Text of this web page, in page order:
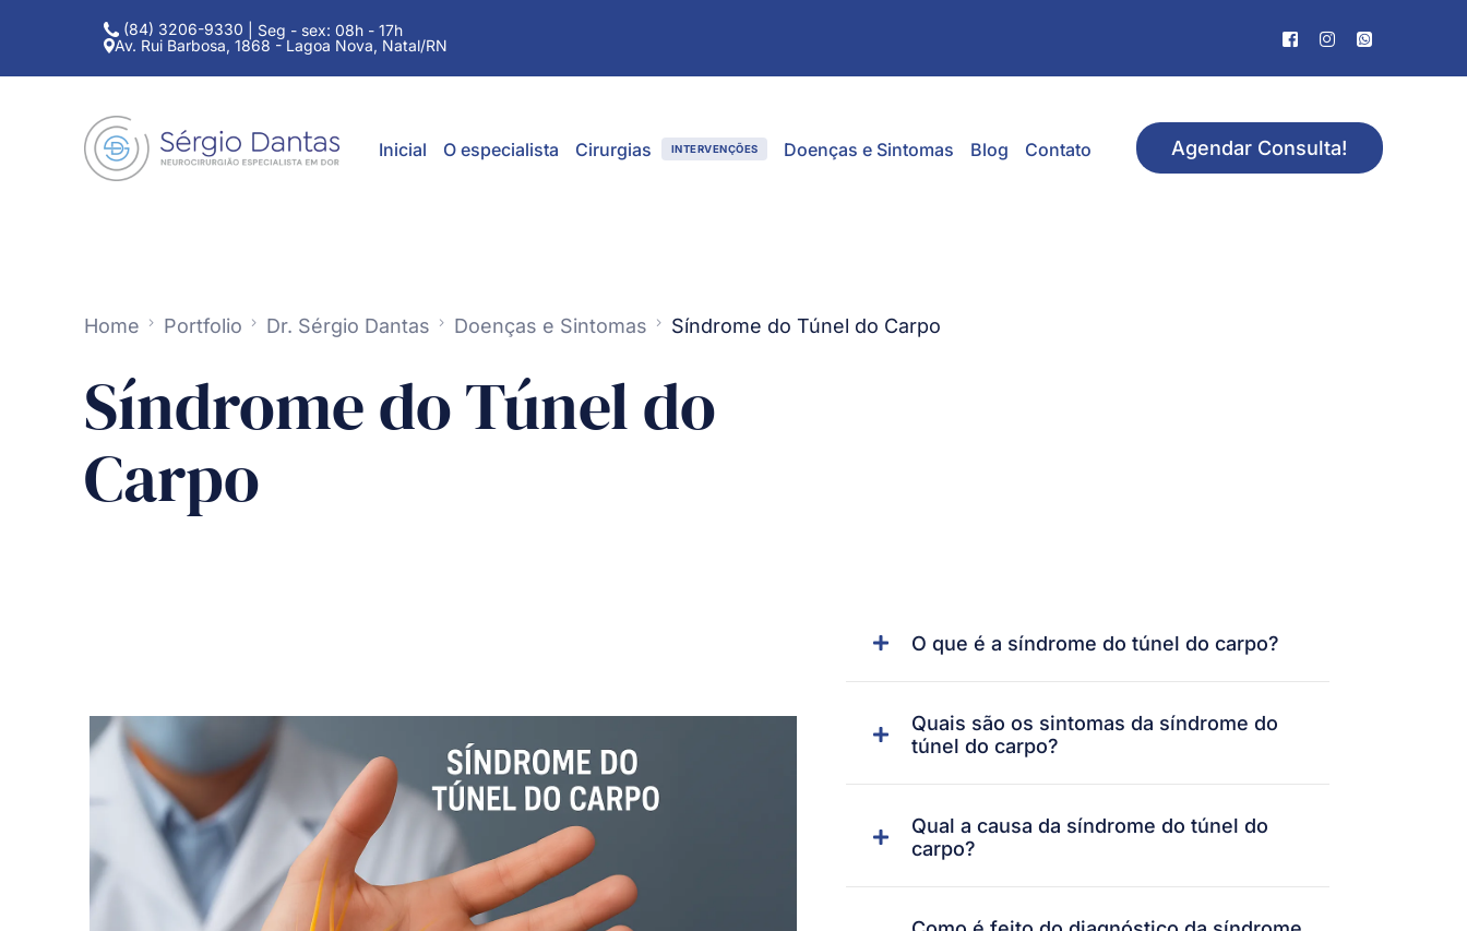
(84) 3206-9330
Seg - sex: 08h - 17h
Av. Rui Barbosa, 1868 - Lagoa Nova, Natal/RN
Inicial O especialista Cirurgias INTERVENÇÕES Doenças e Sintomas Blog Contato Agendar Consulta!
Home Portfolio Dr. Sérgio Dantas Doenças e Sintomas Síndrome do Túnel do Carpo
Síndrome do Túnel do
Carpo
O que é a síndrome do túnel do carpo?
Quais são os sintomas da síndrome do
túnel do carpo?
Qual a causa da síndrome do túnel do
carpo?